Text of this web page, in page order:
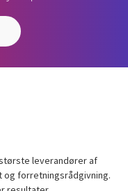
leverandører af
forretningsrådgivning.